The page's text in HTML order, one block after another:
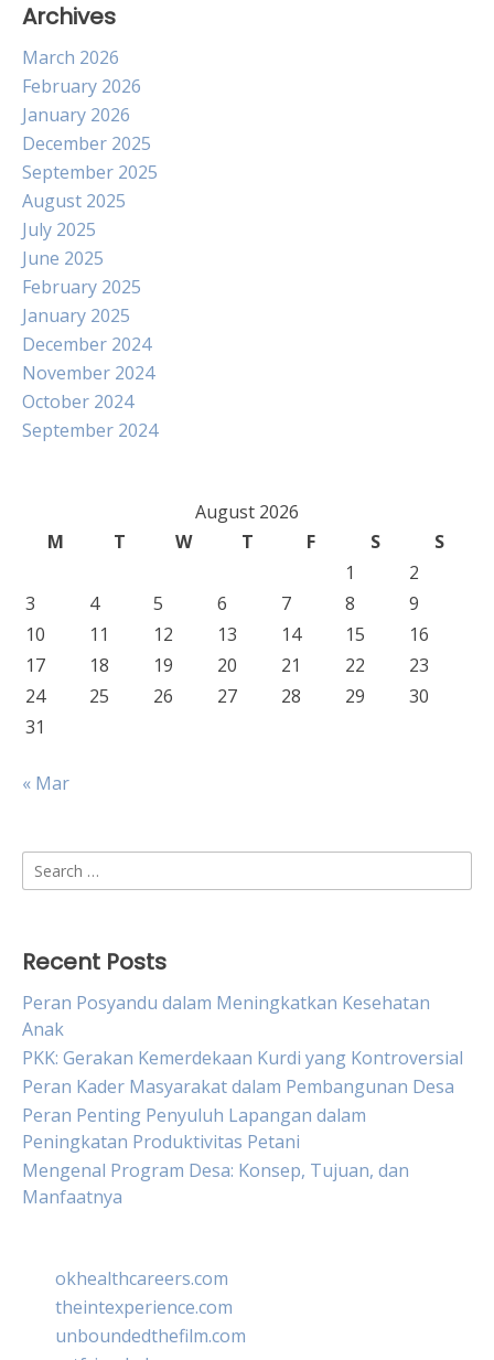
Archives
March 2026
February 2026
January 2026
December 2025
September 2025
August 2025
July 2025
June 2025
February 2025
January 2025
December 2024
November 2024
October 2024
September 2024
August 2026
M
T W T F S
S
1
2
3
4 5 6 7 8
9
10
11 12 13 14 15
16
17
18 19 20 21 22
23
24
25 26 27 28 29
30
31
« Mar
Search
for:
Recent Posts
Peran Posyandu dalam Meningkatkan Kesehatan
Anak
PKK: Gerakan Kemerdekaan Kurdi yang Kontroversial
Peran Kader Masyarakat dalam Pembangunan Desa
Peran Penting Penyuluh Lapangan dalam
Peningkatan Produktivitas Petani
Mengenal Program Desa: Konsep, Tujuan, dan
Manfaatnya
okhealthcareers.com
theintexperience.com
unboundedthefilm.com